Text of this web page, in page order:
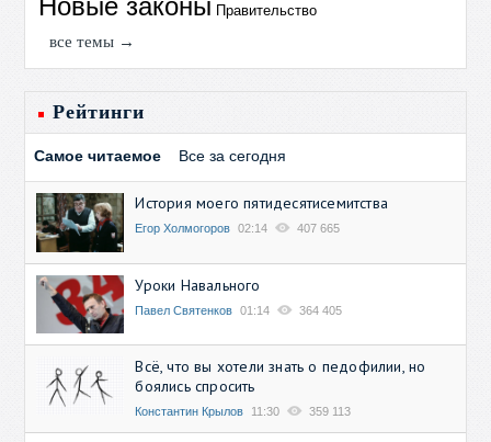
Новые законы Правительство
все темы →
Рейтинги
Самое читаемое Все за сегодня
История моего пятидесятисемитства
Егор Холмогоров 02:14 407 665
Уроки Навального
Павел Святенков 01:14 364 405
Всё, что вы хотели знать о педофилии, но
боялись спросить
Константин Крылов 11:30 359 113